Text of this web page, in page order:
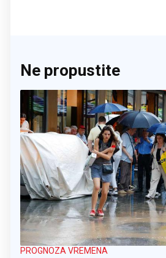
Ne propustite
PROGNOZA VREMENA